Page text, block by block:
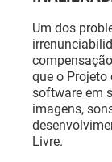
Um dos
que o
software em
imagens,
Livre.